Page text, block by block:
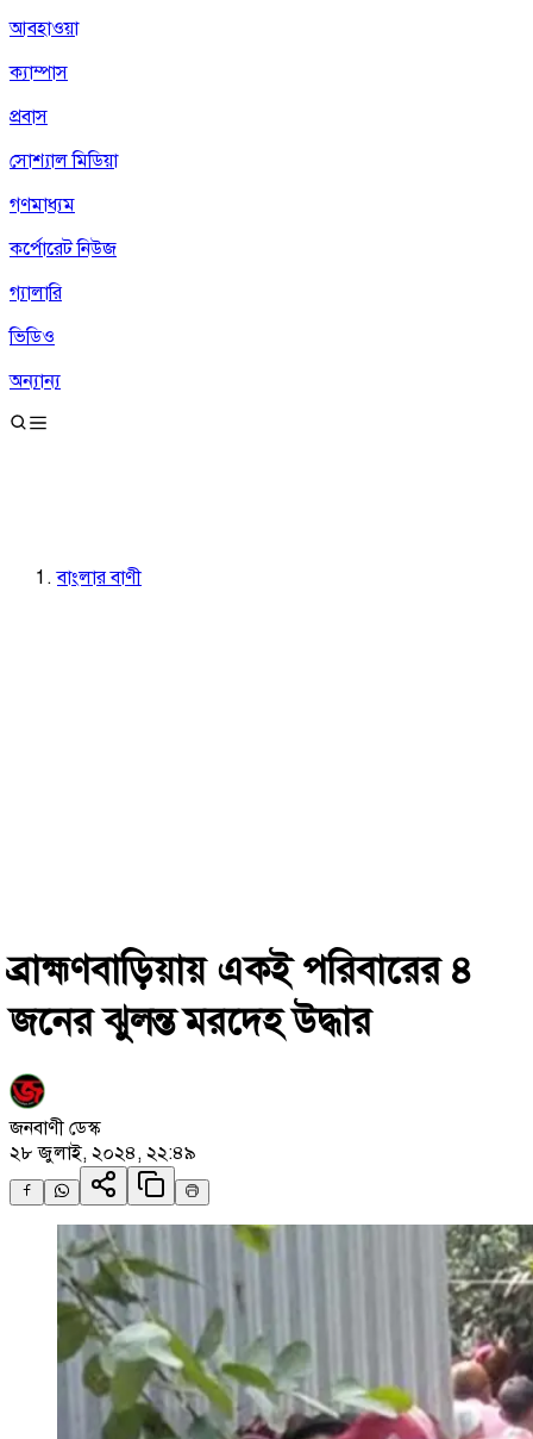
আবহাওয়া
ক্যাম্পাস
প্রবাস
সোশ্যাল মিডিয়া
গণমাধ্যম
কর্পোরেট নিউজ
গ্যালারি
ভিডিও
অন্যান্য
বাংলার বাণী
ব্রাহ্মণবাড়িয়ায় একই পরিবারের ৪
জনের ঝুলন্ত মরদেহ উদ্ধার
জনবাণী ডেস্ক
২৮ জুলাই, ২০২৪, ২২:৪৯